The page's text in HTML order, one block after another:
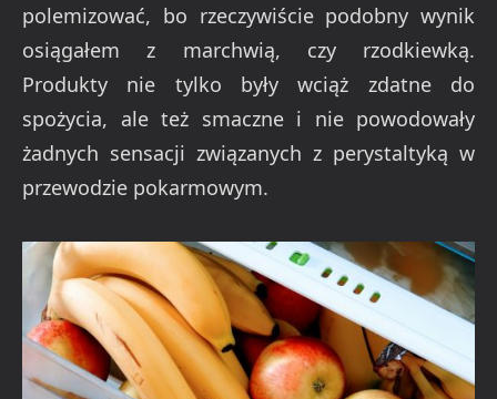
polemizować, bo rzeczywiście podobny wynik
osiągałem z marchwią, czy rzodkiewką.
Produkty nie tylko były wciąż zdatne do
spożycia, ale też smaczne i nie powodowały
żadnych sensacji związanych z perystaltyką w
przewodzie pokarmowym.